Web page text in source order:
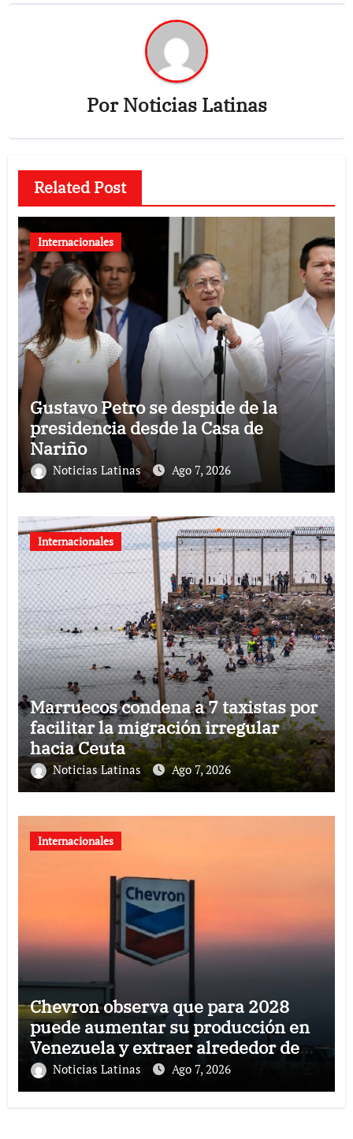
PorNoticias Latinas
Related Post
Internacionales
Gustavo Petro se despide de la
presidencia desde la Casa de
Nariño
Noticias Latinas Ago 7, 2026
Internacionales
Marruecos condena a 7 taxistas por
facilitar la migración irregular
hacia Ceuta
Noticias Latinas Ago 7, 2026
Internacionales
Chevron observa que para 2028
puede aumentar su producción en
Venezuela y extraer alrededor de
420.000 barriles diarios
Noticias Latinas Ago 7, 2026